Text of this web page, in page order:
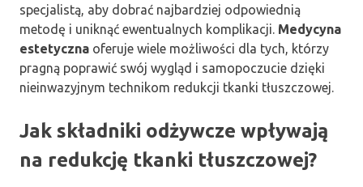
specjalistą, aby dobrać najbardziej odpowiednią
metodę i uniknąć ewentualnych komplikacji. Medycyna
estetyczna oferuje wiele możliwości dla tych, którzy
pragną poprawić swój wygląd i samopoczucie dzięki
nieinwazyjnym technikom redukcji tkanki tłuszczowej.
Jak składniki odżywcze wpływają
na redukcję tkanki tłuszczowej?